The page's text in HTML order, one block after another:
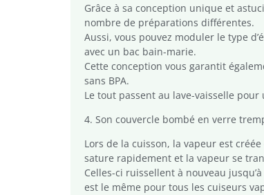
Grâce à sa conception unique et
nombre de préparations différentes.
Aussi, vous pouvez moduler le type
avec un bac bain-marie.
Cette conception vous garantit
sans BPA.
Le tout passent au lave-vaisselle
4. Son couvercle bombé en verre
Lors de la cuisson, la vapeur est
sature rapidement et la vapeur se
Celles-ci ruissellent à nouveau
est le même pour tous les cuiseurs